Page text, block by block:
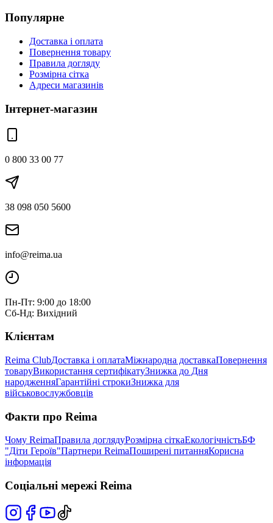
Популярне
Доставка і оплата
Повернення товару
Правила догляду
Розмірна сітка
Адреси магазинів
Інтернет-магазин
0 800 33 00 77
38 098 050 5600
info@reima.ua
Пн-Пт: 9:00 до 18:00
Сб-Нд: Вихідний
Клієнтам
Reima ClubДоставка і оплатаМіжнародна доставкаПовернення
товаруВикористання сертифікатуЗнижка до Дня
народженняГарантійні строкиЗнижка для
військовослужбовців
Факти про Reima
Чому ReimaПравила доглядуРозмірна сіткаЕкологічністьБФ
"Діти Героїв"Партнери ReimaПоширені питанняКорисна
інформація
Соціальні мережі Reima